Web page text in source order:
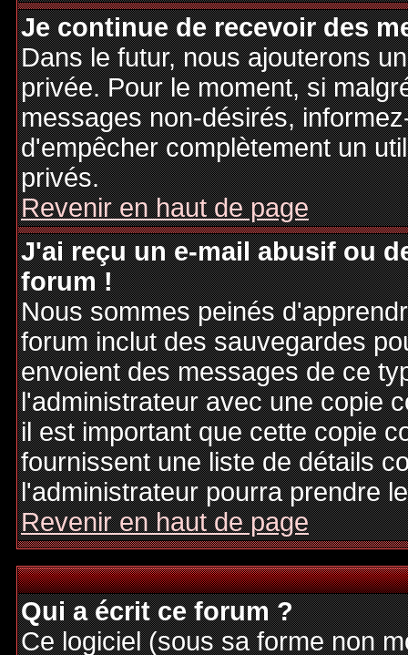
Je continue de recevoir des
Dans le futur, nous ajouterons
privée. Pour le moment, si
messages non-désirés,
d'empêcher complètement un
privés.
Revenir en haut de page
J'ai reçu un e-mail abusif ou
forum !
Nous sommes peinés
forum inclut des sauvegardes
envoient des messages de ce
l'administrateur avec une copie
il est important que cette copie
fournissent une liste de détails
l'administrateur pourra prendre
Revenir en haut de page
Qui a écrit ce forum ?
Ce logiciel (sous sa forme non